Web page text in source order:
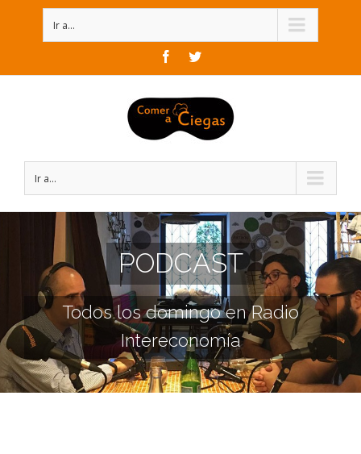
Ir a...
FacebookTwitter
Ir a...
PODCAST
Todos los domingo en Radio
Intereconomía